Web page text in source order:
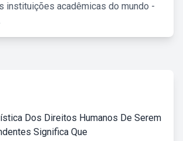
instituições acadêmicas do mundo -
Dos Direitos Humanos De Serem
Significa Que